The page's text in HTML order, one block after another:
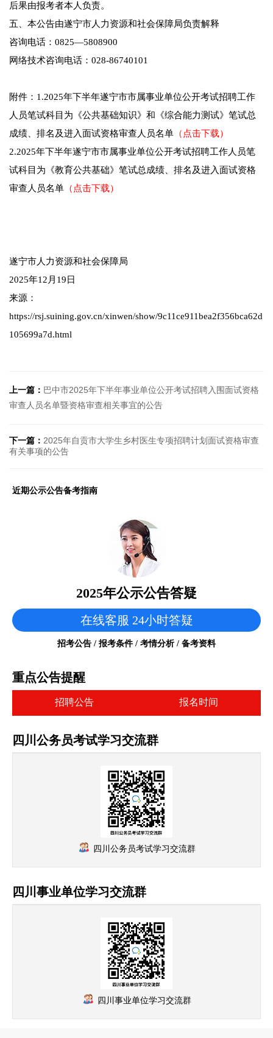
后果由报考者本人负责。
五、本公告由遂宁市人力资源和社会保障局负责解释
咨询电话：0825—5808900
网络技术咨询电话：028-86740101
附件：1.2025年下半年遂宁市市属事业单位公开考试招聘工作
人员笔试科目为《公共基础知识》和《综合能力测试》笔试总
成绩、排名及进入面试资格审查人员名单 （点击下载）
2.2025年下半年遂宁市市属事业单位公开考试招聘工作人员笔
试科目为《教育公共基础》笔试总成绩、排名及进入面试资格
审查人员名单 （点击下载）
遂宁市人力资源和社会保障局
2025年12月19日
来源：
https://rsj.suining.gov.cn/xinwen/show/9c11ce911bea2f356bca62d
105699a7d.html
上一篇： 巴中市2025年下半年事业单位公开考试招聘入围面试资格
审查人员名单暨资格审查相关事宜的公告
下一篇： 2025年自贡市大学生乡村医生专项招聘计划面试资格审查
有关事项的公告
近期公示公告备考指南
2025年公示公告答疑
在线客服 24小时答疑
招考公告 / 报考条件 / 考情分析 / 备考资料
重点公告提醒
招聘公告 报名时间
四川公务员考试学习交流群
四川公务员考试学习交流群
四川事业单位学习交流群
四川事业单位学习交流群